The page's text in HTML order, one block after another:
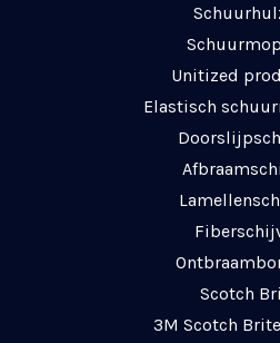
Unitized
Elastisch
Scotch
3M Scotch